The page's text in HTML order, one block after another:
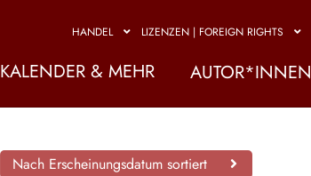
HANDEL LIZENZEN | FOREIGN RIGHTS
KALENDER & MEHR AUTOR*INNEN
Nach Erscheinungsdatum sortiert